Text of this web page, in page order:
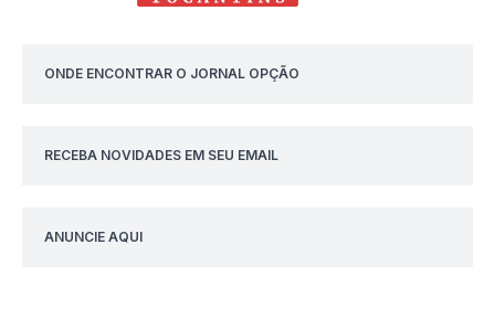
ONDE ENCONTRAR O JORNAL OPÇÃO
RECEBA NOVIDADES EM SEU EMAIL
ANUNCIE AQUI